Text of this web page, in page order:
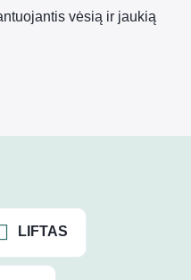
vėsią ir jaukią
LIFTAS